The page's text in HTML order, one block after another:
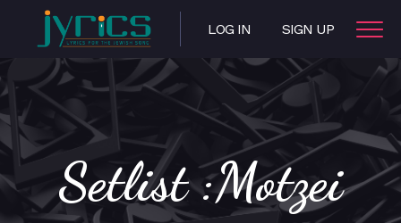
LOG IN SIGN UP
Setlist :Motzei